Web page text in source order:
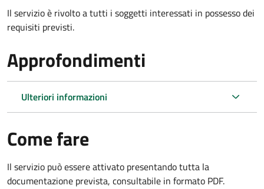
Il servizio è rivolto a tutti i soggetti interessati in possesso dei
requisiti previsti.
Approfondimenti
Ulteriori informazioni
Come fare
Il servizio può essere attivato presentando tutta la
documentazione prevista, consultabile in formato PDF.